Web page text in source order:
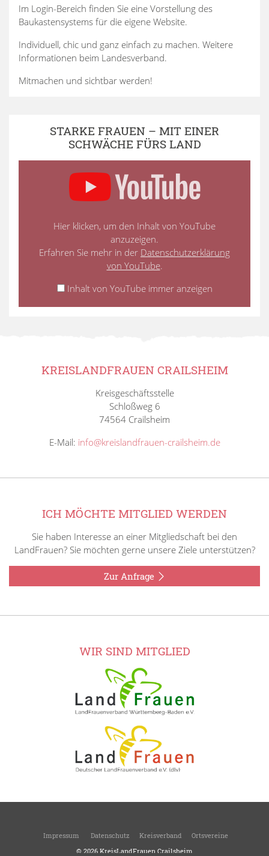
Im Login-Bereich finden Sie eine Vorstellung des
Baukastensystems für die eigene Website.
Individuell, chic und ganz einfach zu machen. Weitere
Informationen beim Landesverband.
Mitmachen und sichtbar werden!
STARKE FRAUEN – MIT EINER
SCHWÄCHE FÜRS LAND
Hier klicken, um den Inhalt von YouTube
anzuzeigen.
Erfahren Sie mehr in der Datenschutzerklärung
von YouTube.
Inhalt von YouTube immer anzeigen
KREISLANDFRAUEN CRAILSHEIM
Kreisgeschäftsstelle
Schloßweg 6
74564 Crailsheim
E-Mail: info@kreislandfrauen-crailsheim.de
ICH MÖCHTE MITGLIED WERDEN
Sie haben Interesse an einer Mitgliedschaft bei den
LandFrauen? Sie möchten gerne unsere Ziele unterstützen?
Zur Anfrage
WIR SIND MITGLIED
Impressum Datenschutz Kreisverband
Ortsvereine
© 2026 KreisLandFrauen Crailsheim